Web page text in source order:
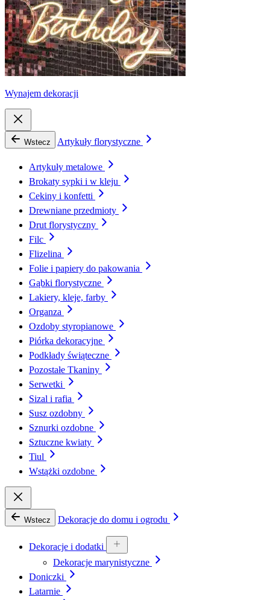
Wynajem dekoracji
Wstecz Artykuły florystyczne
Artykuły metalowe
Brokaty sypki i w kleju
Cekiny i konfetti
Drewniane przedmioty
Drut florystyczny
Filc
Flizelina
Folie i papiery do pakowania
Gąbki florystyczne
Lakiery, kleje, farby
Organza
Ozdoby styropianowe
Piórka dekoracyjne
Podkłady świąteczne
Pozostałe Tkaniny
Serwetki
Sizal i rafia
Susz ozdobny
Sznurki ozdobne
Sztuczne kwiaty
Tiul
Wstążki ozdobne
Wstecz Dekoracje do domu i ogrodu
Dekoracje i dodatki
Dekoracje marynistyczne
Doniczki
Latarnie